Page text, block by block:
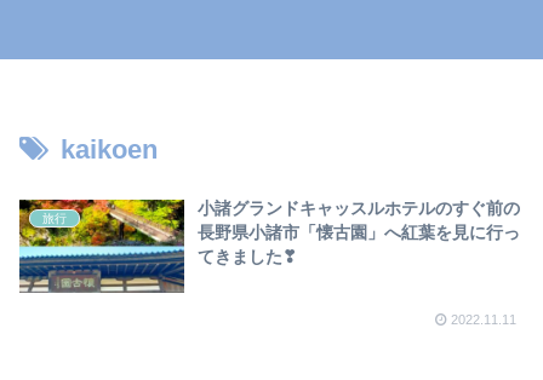
kaikoen
旅行
小諸グランドキャッスルホテルのすぐ前の
長野県小諸市「懐古園」へ紅葉を見に行っ
てきました❣
2022.11.11